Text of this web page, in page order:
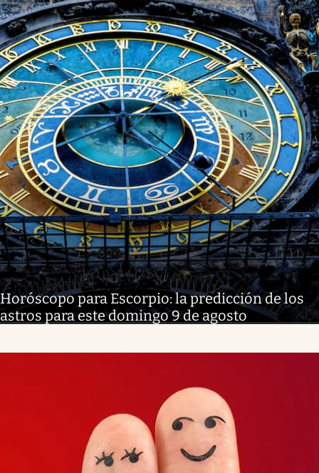
Horóscopo para Escorpio: la predicción de los
astros para este domingo 9 de agosto